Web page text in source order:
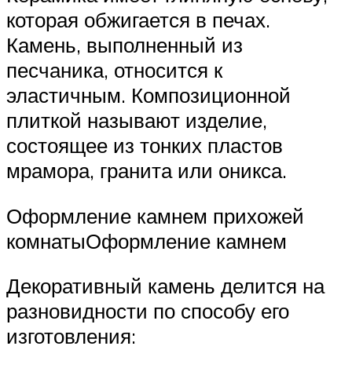
которая обжигается в печах.
Камень, выполненный из
песчаника, относится к
эластичным. Композиционной
плиткой называют изделие,
состоящее из тонких пластов
мрамора, гранита или оникса.
Оформление камнем прихожей
комнатыОформление камнем
Декоративный камень делится на
разновидности по способу его
изготовления: